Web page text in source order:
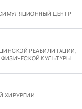
ЦЕНТР
РЕАБИЛИТАЦИИ,
КУЛЬТУРЫ
ХИРУРГИИ